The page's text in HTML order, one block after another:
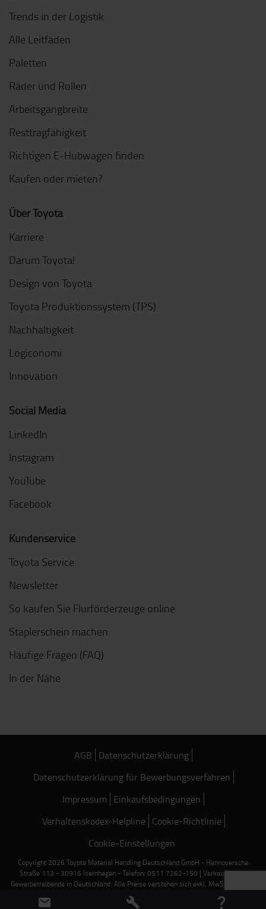
Trends in der Logistik
Alle Leitfäden
Paletten
Räder und Rollen
Arbeitsgangbreite
Resttragfähigkeit
Richtigen E-Hubwagen finden
Kaufen oder mieten?
Über Toyota
Karriere
Darum Toyota!
Design von Toyota
Toyota Produktionssystem (TPS)
Nachhaltigkeit
Logiconomi
Innovation
Social Media
LinkedIn
Instagram
YouTube
Facebook
Kundenservice
Toyota Service
Newsletter
So kaufen Sie Flurförderzeuge online
Staplerschein machen
Häufige Fragen (FAQ)
In der Nähe
AGB Datenschutzerklärung
Datenschutzerklärung für Bewerbungsverfahren
Impressum Einkaufsbedingungen
Verhaltenskodex-Helpline Cookie-Richtlinie
Cookie-Einstellungen
Copyright 2026 Toyota Material Handling Deutschland GmbH - Hannoversche
Straße 113 - 30916 Isernhagen - Telefon: 0511 7262-150 | Verkauf nur an
Gewerbetreibende in Deutschland. Alle Preise verstehen sich exkl. MwSt. und zzgl.
Frachtkosten, falls nicht anders angegeben.